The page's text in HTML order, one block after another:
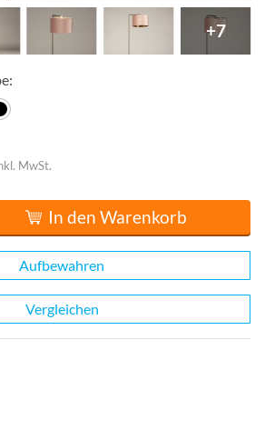
+7
MwSt.
In den Warenkorb
Aufbewahren
Vergleichen